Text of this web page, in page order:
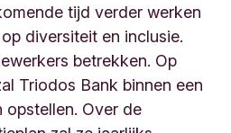
tijd verder werken
diversiteit en inclusie.
betrekken. Op
Triodos Bank binnen een
opstellen. Over de